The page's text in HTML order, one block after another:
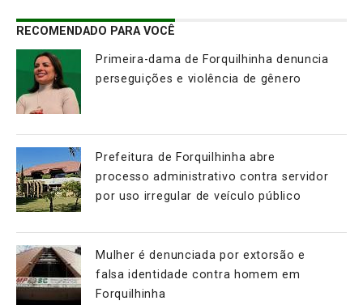
RECOMENDADO PARA VOCÊ
Primeira-dama de Forquilhinha denuncia
perseguições e violência de gênero
Prefeitura de Forquilhinha abre
processo administrativo contra servidor
por uso irregular de veículo público
Mulher é denunciada por extorsão e
falsa identidade contra homem em
Forquilhinha